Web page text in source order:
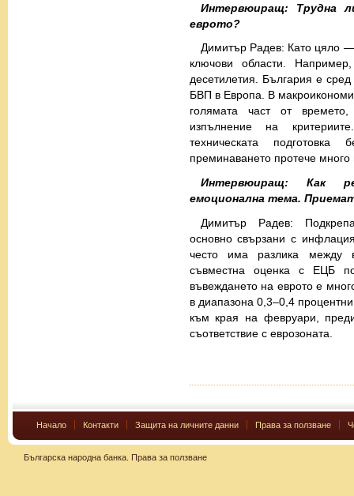
Интервюиращ: Трудна
еврото?
Димитър Радев: Като цяло
ключови области.
десетилетия. България е
БВП в Европа. В
голямата част от
изпълнение на
техническата
преминаването протече много
Интервюиращ: Как
емоционална тема.
Димитър Радев:
основно свързани с
често има разлика между
съвместна оценка с ЕЦБ
въвеждането на еврото е
в диапазона 0,3–0,4
към края на февруари,
съответствие с еврозоната.
Начало Контакти Защита на личните данни Права за ползване
Българска народна банка. Права за ползване